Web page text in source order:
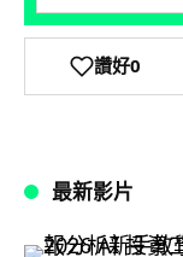
讚好0
最新影片